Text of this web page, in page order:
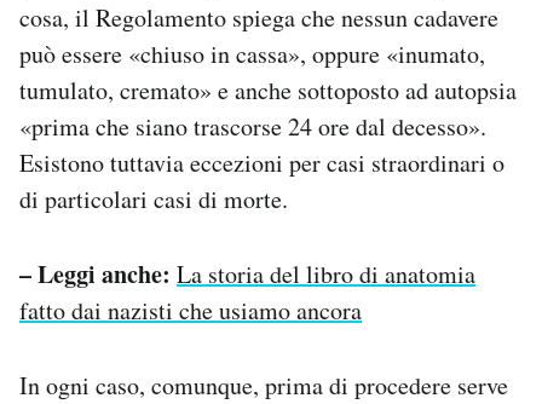
cosa, il Regolamento spiega che nessun cadavere
può essere «chiuso in cassa», oppure «inumato,
tumulato, cremato» e anche sottoposto ad autopsia
«prima che siano trascorse 24 ore dal decesso».
Esistono tuttavia eccezioni per casi straordinari o
di particolari casi di morte.
– Leggi anche: La storia del libro di anatomia
fatto dai nazisti che usiamo ancora
In ogni caso, comunque, prima di procedere serve